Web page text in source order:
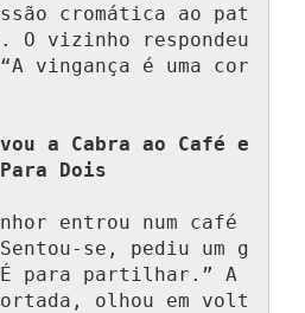
cromática ao pat
O vizinho respondeu
vingança é uma cor
a Cabra ao Café e
Dois
entrou num café
se, pediu um g
para partilhar.” A
olhou em volt